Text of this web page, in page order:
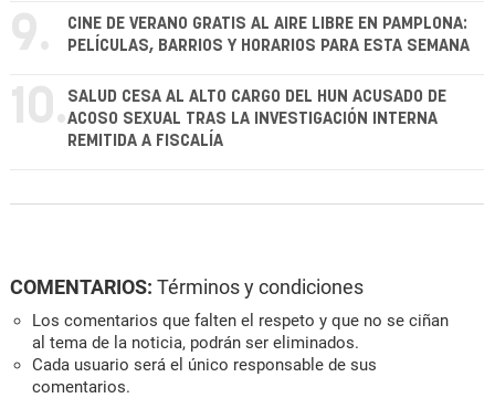
9.
CINE DE VERANO GRATIS AL AIRE LIBRE EN PAMPLONA:
PELÍCULAS, BARRIOS Y HORARIOS PARA ESTA SEMANA
10. SALUD CESA AL ALTO CARGO DEL HUN ACUSADO DE
ACOSO SEXUAL TRAS LA INVESTIGACIÓN INTERNA
REMITIDA A FISCALÍA
COMENTARIOS: Términos y condiciones
Los comentarios que falten el respeto y que no se ciñan
al tema de la noticia, podrán ser eliminados.
Cada usuario será el único responsable de sus
comentarios.